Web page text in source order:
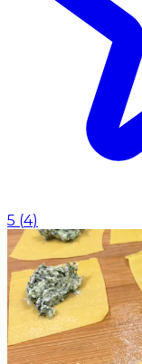
5 (4)